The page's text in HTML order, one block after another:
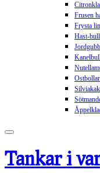
Frusen
Frysta
Hast-
Ostbollar
Tankar i